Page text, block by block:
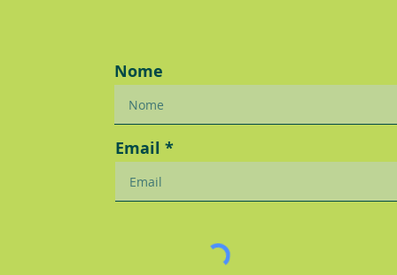
Nome
Email